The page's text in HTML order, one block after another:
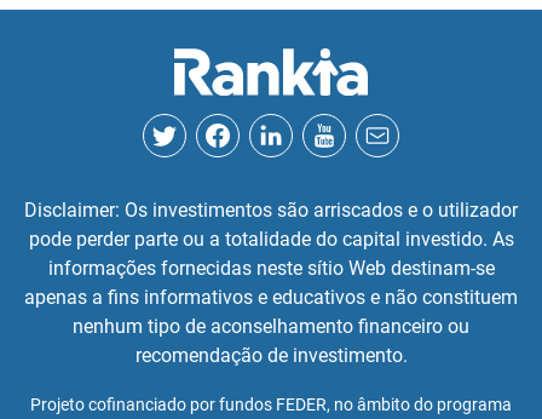
Disclaimer: Os investimentos são arriscados e o utilizador
pode perder parte ou a totalidade do capital investido. As
informações fornecidas neste sítio Web destinam-se
apenas a fins informativos e educativos e não constituem
nenhum tipo de aconselhamento financeiro ou
recomendação de investimento.
Projeto cofinanciado por fundos FEDER, no âmbito do programa